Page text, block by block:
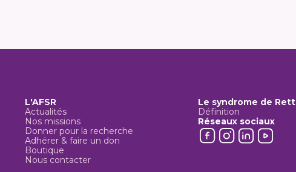
L'AFSR
Actualités
Nos missions
Donner pour la recherche
Adhérer & faire un don
Boutique
Nous contacter
Le syndrome de Rett
Définition
Réseaux sociaux